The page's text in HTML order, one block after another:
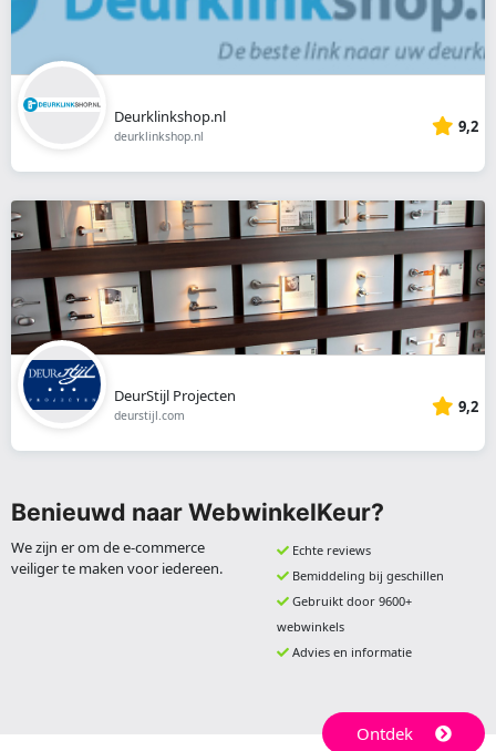
Deurklinkshop.nl
deurklinkshop.nl 9,2
DeurStijl Projecten
deurstijl.com 9,2
Benieuwd naar WebwinkelKeur?
We zijn er om de e-commerce
veiliger te maken voor iedereen.
Echte reviews
Bemiddeling bij geschillen
Gebruikt door 9600+
webwinkels
Advies en informatie
Ontdek